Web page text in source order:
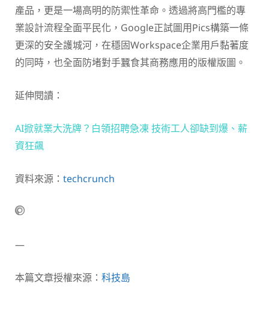
產品，更是一場高明的防禦性革命。透過將高門檻的專
業設計流程全面平民化，Google正試圖用Pics構築一條
更深的安全護城河，在穩固Workspace企業用戶黏著度
的同時，也全面防堵對手蠶食其商務應用的版權版圖。
延伸閱讀：
AI掀就業大洗牌？白領招聘急凍 技術工人卻缺到爆、薪
資狂飆
資料來源： techcrunch
—
本篇文章授權來源： 科技島